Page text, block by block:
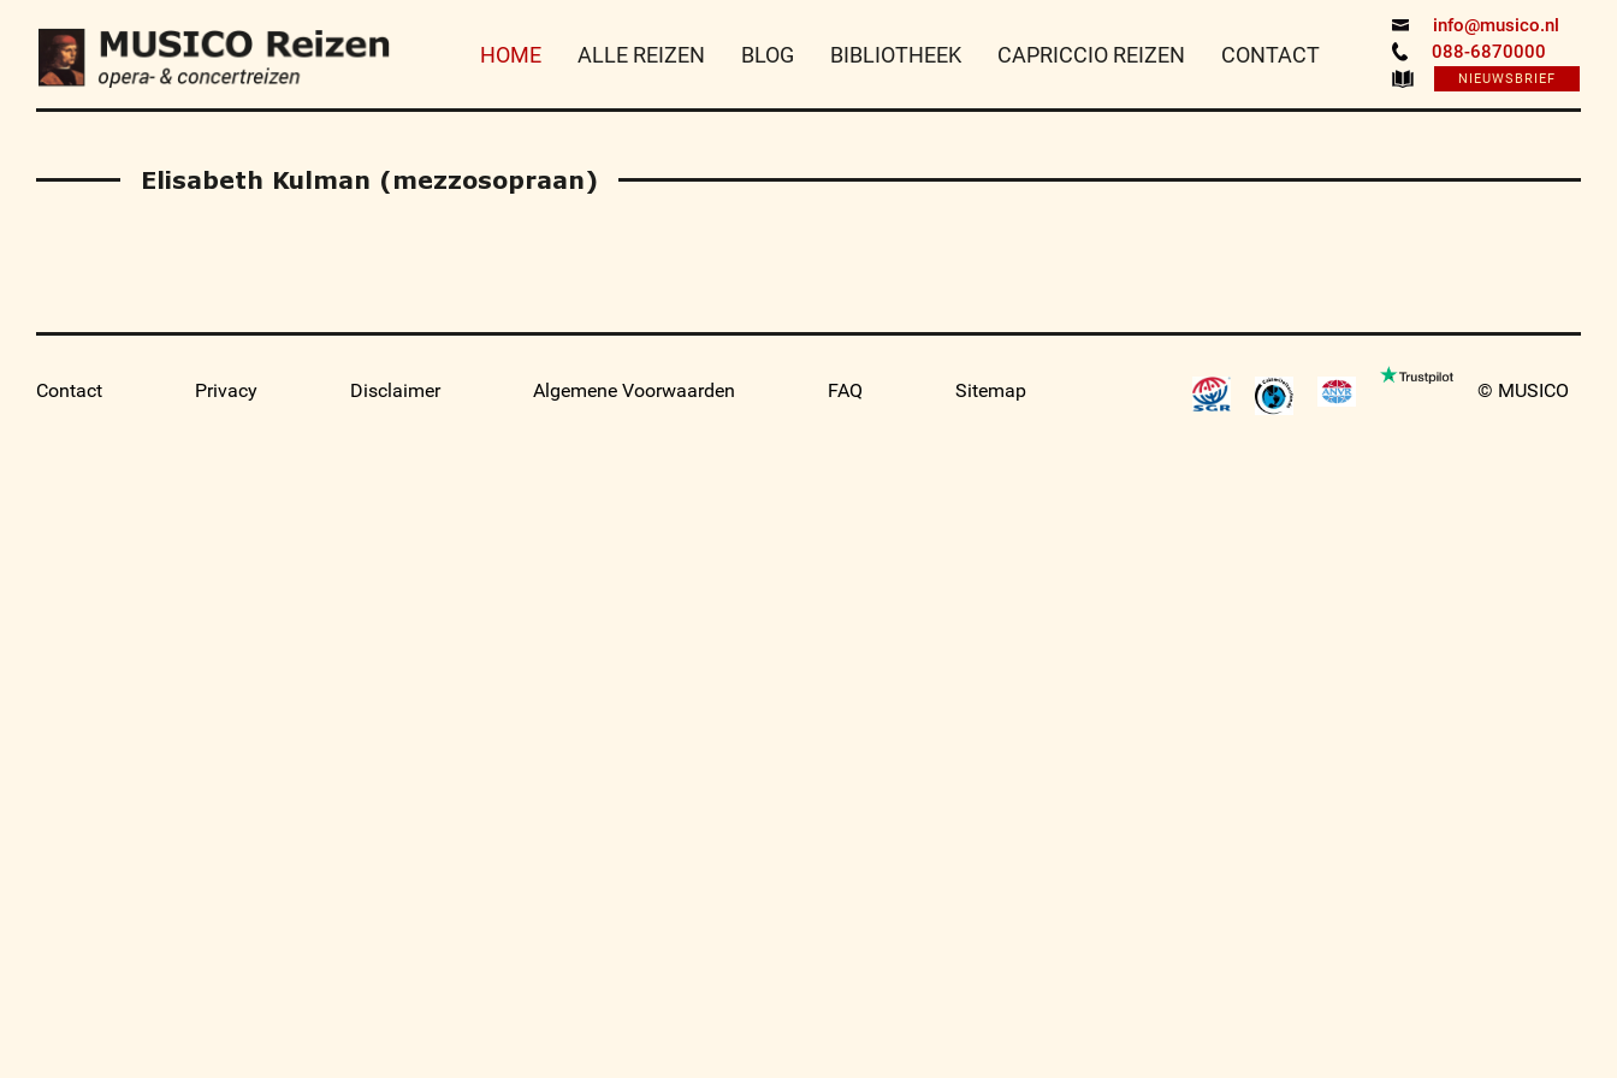
info@musico.nl
088-6870000
NIEUWSBRIEF
HOME ALLE REIZEN BLOG BIBLIOTHEEK CAPRICCIO REIZEN CONTACT
Elisabeth Kulman (mezzosopraan)
Contact Privacy Disclaimer Algemene Voorwaarden FAQ Sitemap © MUSICO